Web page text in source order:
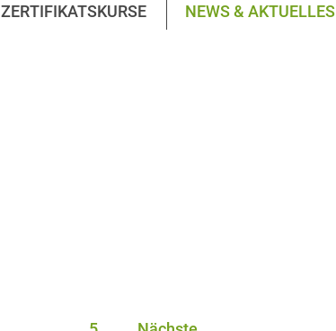
ZERTIFIKATSKURSE NEWS & AKTUELLES